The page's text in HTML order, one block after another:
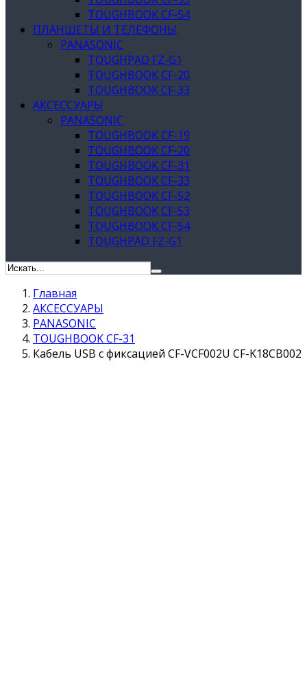
TOUGHBOOK CF-54
ПЛАНШЕТЫ И ТЕЛЕФОНЫ
PANASONIC
TOUGHPAD FZ-G1
TOUGHBOOK CF-20
TOUGHBOOK CF-33
АКСЕССУАРЫ
PANASONIC
TOUGHBOOK CF-19
TOUGHBOOK CF-20
TOUGHBOOK CF-31
TOUGHBOOK CF-33
TOUGHBOOK CF-52
TOUGHBOOK CF-53
TOUGHBOOK CF-54
TOUGHPAD FZ-G1
Главная
АКСЕССУАРЫ
PANASONIC
TOUGHBOOK CF-31
Кабель USB с фиксацией CF-VCF002U CF-K18CB002